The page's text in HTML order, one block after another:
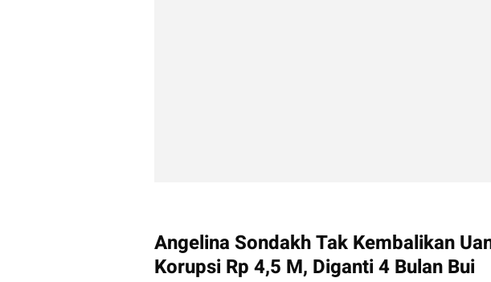
Angelina Sondakh Tak Kembalikan
Korupsi Rp 4,5 M, Diganti 4 Bulan Bui